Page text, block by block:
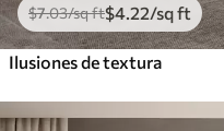
$7.03/sq ft$4 .22/sq ft
Ilusiones de textura